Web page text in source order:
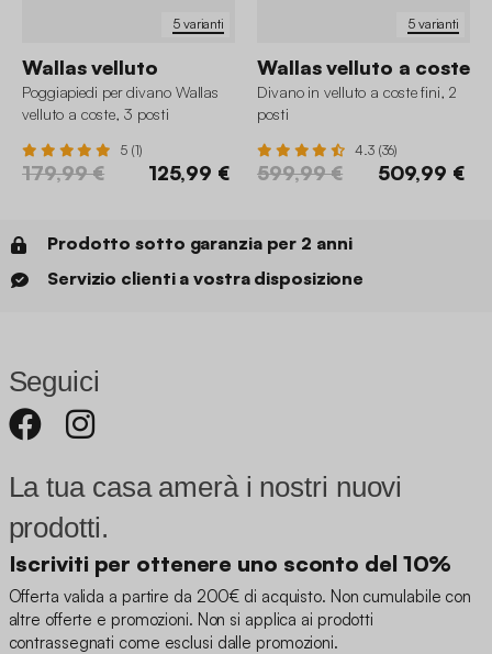
5 varianti
Wallas velluto
Poggiapiedi per divano Wallas
velluto a coste, 3 posti
5 (1)
179,99 € 125,99 €
5 varianti
Wallas velluto a coste
Divano in velluto a coste fini, 2
posti
4.3 (36)
599,99 € 509,99 €
Prodotto sotto garanzia per 2 anni
Servizio clienti a vostra disposizione
Seguici
La tua casa amerà i nostri nuovi
prodotti.
Iscriviti per ottenere uno sconto del 10%
Offerta valida a partire da 200€ di acquisto. Non cumulabile con
altre offerte e promozioni. Non si applica ai prodotti
contrassegnati come esclusi dalle promozioni.